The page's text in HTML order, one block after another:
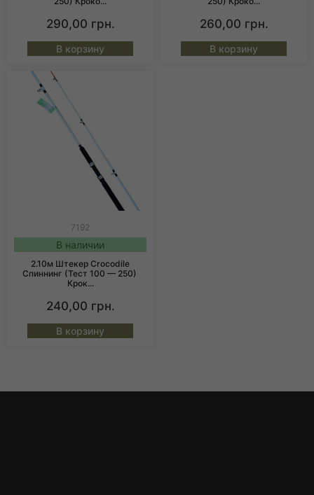
290,00 грн.
В корзину
260,00 грн.
В корзину
7192
В наличии
2.10м Штекер Crocodile
Спиннинг (тест 100 — 250)
Крок...
240,00 грн.
В корзину